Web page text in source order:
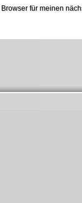
für meinen